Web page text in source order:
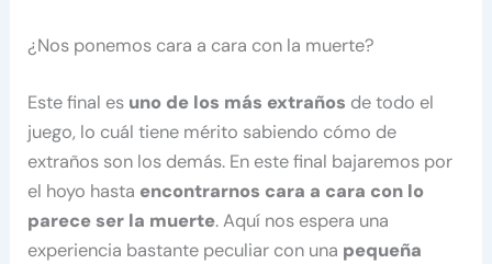
¿Nos ponemos cara a cara con la muerte?
Este final es uno de los más extraños de todo el
juego, lo cuál tiene mérito sabiendo cómo de
extraños son los demás. En este final bajaremos por
el hoyo hasta encontrarnos cara a cara con lo
parece ser la muerte. Aquí nos espera una
experiencia bastante peculiar con una pequeña